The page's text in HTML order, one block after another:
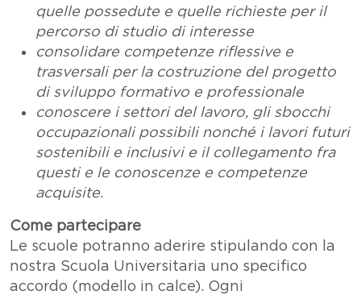
quelle possedute e quelle richieste per il
percorso di studio di interesse
consolidare competenze riflessive e
trasversali per la costruzione del progetto
di sviluppo formativo e professionale
conoscere i settori del lavoro, gli sbocchi
occupazionali possibili nonché i lavori futuri
sostenibili e inclusivi e il collegamento fra
questi e le conoscenze e competenze
acquisite.
Come partecipare
Le scuole potranno aderire stipulando con la
nostra Scuola Universitaria uno specifico
accordo (modello in calce). Ogni